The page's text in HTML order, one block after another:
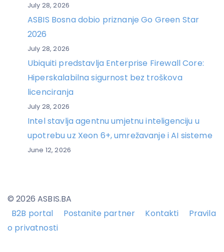
July 28, 2026
ASBIS Bosna dobio priznanje Go Green Star
2026
July 28, 2026
Ubiquiti predstavlja Enterprise Firewall Core:
Hiperskalabilna sigurnost bez troškova
licenciranja
July 28, 2026
Intel stavlja agentnu umjetnu inteligenciju u
upotrebu uz Xeon 6+, umrežavanje i AI sisteme
June 12, 2026
© 2026 ASBIS.BA
B2B portal
Postanite partner Kontakti
Pravila
o privatnosti